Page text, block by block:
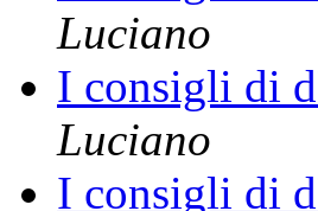
Luciano
I consigli di
Luciano
I consigli di